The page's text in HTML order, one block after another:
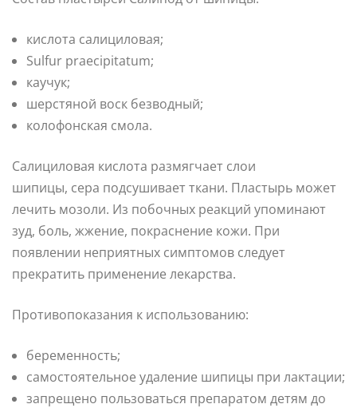
кислота салициловая;
Sulfur praecipitatum;
каучук;
шерстяной воск безводный;
колофонская смола.
Салициловая кислота размягчает слои
шипицы, сера подсушивает ткани. Пластырь может
лечить мозоли. Из побочных реакций упоминают
зуд, боль, жжение, покраснение кожи. При
появлении неприятных симптомов следует
прекратить применение лекарства.
Противопоказания к использованию:
беременность;
самостоятельное удаление шипицы при лактации;
запрещено пользоваться препаратом детям до